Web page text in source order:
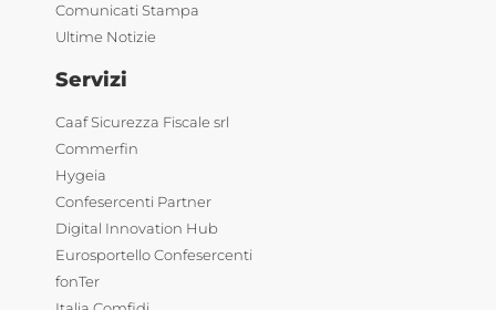
Comunicati Stampa
Ultime Notizie
Servizi
Caaf Sicurezza Fiscale srl
Commerfin
Hygeia
Confesercenti Partner
Digital Innovation Hub
Eurosportello Confesercenti
fonTer